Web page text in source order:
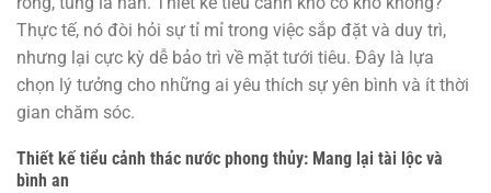
Thực tế, nó đòi hỏi sự tỉ mỉ trong việc sắp đặt và duy trì,
nhưng lại cực kỳ dễ bảo trì về mặt tưới tiêu. Đây là lựa
chọn lý tưởng cho những ai yêu thích sự yên bình và ít thời
gian chăm sóc.
Thiết kế tiểu cảnh thác nước phong thủy: Mang lại tài lộc và
bình an